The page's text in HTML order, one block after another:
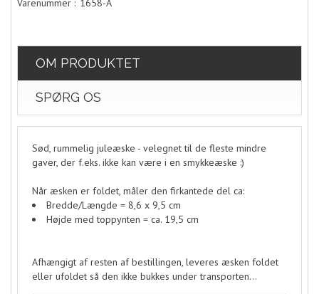
OM PRODUKTET
SPØRG OS
Sød, rummelig juleæske - velegnet til de fleste mindre
gaver, der f.eks. ikke kan være i en smykkeæske :)
Når æsken er foldet, måler den firkantede del ca:
Bredde/Længde = 8,6 x 9,5 cm
Højde med toppynten = ca. 19,5 cm
Afhængigt af resten af bestillingen, leveres æsken foldet
eller ufoldet så den ikke bukkes under transporten...